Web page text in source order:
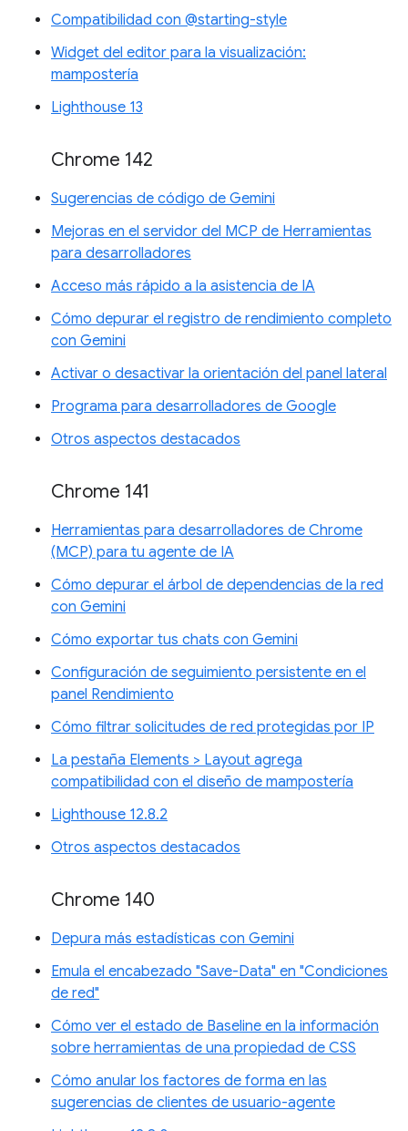
Compatibilidad con @starting-style
Widget del editor para la visualización:
mampostería
Lighthouse 13
Chrome 142
Sugerencias de código de Gemini
Mejoras en el servidor del MCP de Herramientas
para desarrolladores
Acceso más rápido a la asistencia de IA
Cómo depurar el registro de rendimiento completo
con Gemini
Activar o desactivar la orientación del panel lateral
Programa para desarrolladores de Google
Otros aspectos destacados
Chrome 141
Herramientas para desarrolladores de Chrome
(MCP) para tu agente de IA
Cómo depurar el árbol de dependencias de la red
con Gemini
Cómo exportar tus chats con Gemini
Configuración de seguimiento persistente en el
panel Rendimiento
Cómo filtrar solicitudes de red protegidas por IP
La pestaña Elements > Layout agrega
compatibilidad con el diseño de mampostería
Lighthouse 12.8.2
Otros aspectos destacados
Chrome 140
Depura más estadísticas con Gemini
Emula el encabezado "Save-Data" en "Condiciones
de red"
Cómo ver el estado de Baseline en la información
sobre herramientas de una propiedad de CSS
Cómo anular los factores de forma en las
sugerencias de clientes de usuario-agente